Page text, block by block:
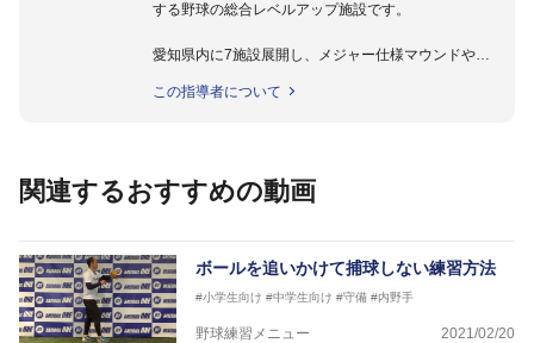
する野球の総合レベルアップ施設です。
愛知県内に7施設展開し、メジャー仕様マウンドやト
動作解析システムを用いて、小学生からプロ野球選手
この指導者について
関連するおすすめの動画
ボールを追いかけて捕球しない練習方法
#小学生向け #中学生向け #守備 #内野手
野球練習メニュー 2021/02/20